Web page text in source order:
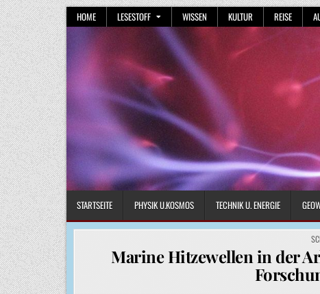
Skip
to
content
HOME LESESTOFF WISSEN KULTUR REISE
STARTSEITE PHYSIK U.KOSMOS TECHNIK U. ENERGIE
IN
Marine Hitzewellen in der